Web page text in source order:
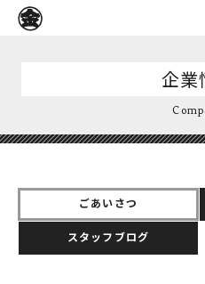
企業
ごあいさつ
スタッフブログ